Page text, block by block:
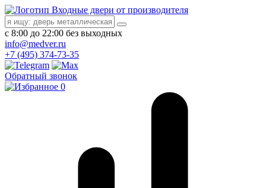
Входные двери от производителя
с 8:00 до 22:00 без выходных
info@medver.ru
+7 (495) 374-73-35
Обратный звонок
0